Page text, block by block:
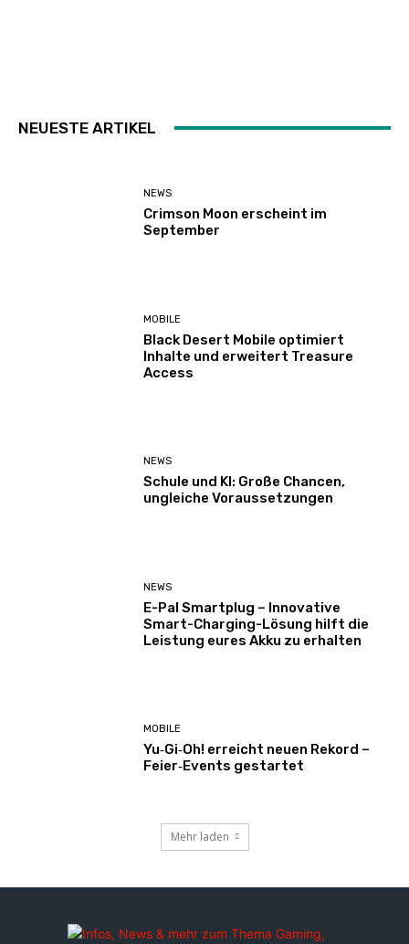
NEUESTE ARTIKEL
NEWS
Crimson Moon erscheint im
September
MOBILE
Black Desert Mobile optimiert
Inhalte und erweitert Treasure
Access
NEWS
Schule und KI: Große Chancen,
ungleiche Voraussetzungen
NEWS
E-Pal Smartplug – Innovative
Smart-Charging-Lösung hilft die
Leistung eures Akku zu erhalten
MOBILE
Yu‑Gi‑Oh! erreicht neuen Rekord –
Feier‑Events gestartet
Mehr laden